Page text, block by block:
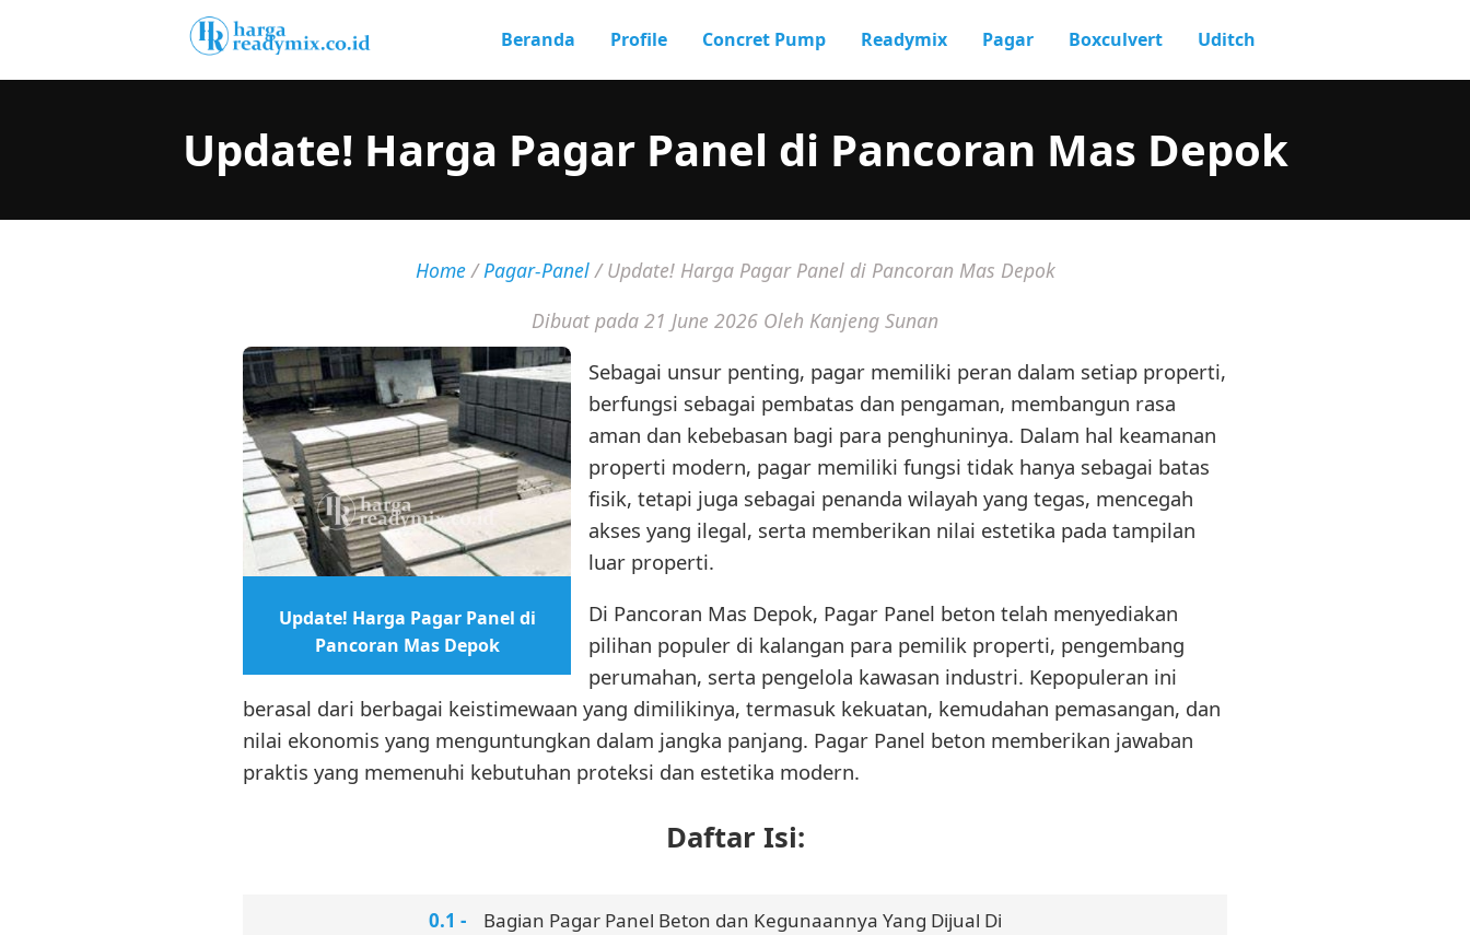
Beranda Profile Concret Pump Readymix Pagar Boxculvert Uditch
Update! Harga Pagar Panel di Pancoran Mas Depok
Home/Pagar-Panel/Update! Harga Pagar Panel di Pancoran Mas Depok
Dibuat pada 21 June 2026 Oleh Kanjeng Sunan
Update! Harga Pagar Panel di
Pancoran Mas Depok
Sebagai unsur penting, pagar memiliki peran dalam setiap properti,
berfungsi sebagai pembatas dan pengaman, membangun rasa
aman dan kebebasan bagi para penghuninya. Dalam hal keamanan
properti modern, pagar memiliki fungsi tidak hanya sebagai batas
fisik, tetapi juga sebagai penanda wilayah yang tegas, mencegah
akses yang ilegal, serta memberikan nilai estetika pada tampilan
luar properti.
Di Pancoran Mas Depok, Pagar Panel beton telah menyediakan
pilihan populer di kalangan para pemilik properti, pengembang
perumahan, serta pengelola kawasan industri. Kepopuleran ini
berasal dari berbagai keistimewaan yang dimilikinya, termasuk kekuatan, kemudahan pemasangan, dan
nilai ekonomis yang menguntungkan dalam jangka panjang. Pagar Panel beton memberikan jawaban
praktis yang memenuhi kebutuhan proteksi dan estetika modern.
Daftar Isi:
Bagian Pagar Panel Beton dan Kegunaannya Yang Dijual Di